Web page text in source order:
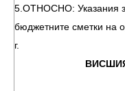
5.ОТНОСНО: Указания
бюджетните сметки на
г.